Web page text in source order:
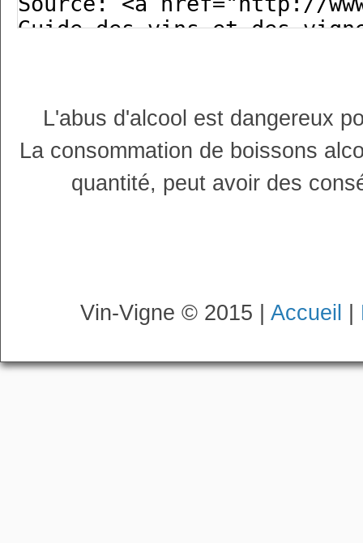
L'abus d'alcool est dangereux
La consommation de boissons
quantité, peut avoir des
Vin-Vigne © 2015 | Accueil